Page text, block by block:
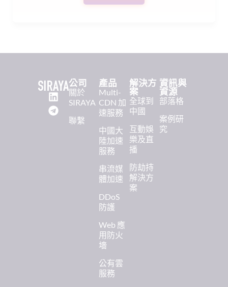
公司
關於
SIRAYA
聯繫
產品
Multi-
CDN 加
速服務
中國大
陸加速
服務
串流媒
體加速
DDoS
防護
Web 應
用防火
墻
公有雲
服務
解決方
案
全球到
中國
互動娛
樂及直
播
防劫持
解決方
案
資訊與
資源
部落格
案例研
究